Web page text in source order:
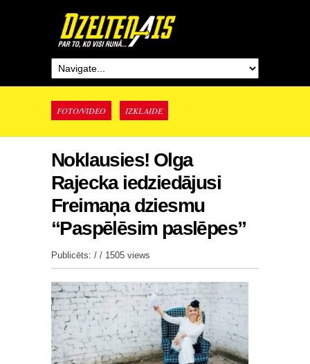
FOTO/VIDEO IZKLAIDE
Noklausies! Olga
Rajecka iedziedājusi
Freimaņa dziesmu
“Paspēlēsim paslēpes”
Publicēts: / / 1505 views